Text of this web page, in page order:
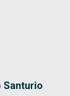
Santurio